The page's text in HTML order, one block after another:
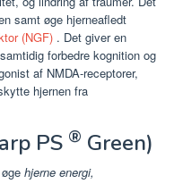
samt øge hjerneafledt
(NGF) . Det giver en
forbedre kognition og
af NMDA-receptorer,
hjernen fra
PS ® Green)
hjerne energi,